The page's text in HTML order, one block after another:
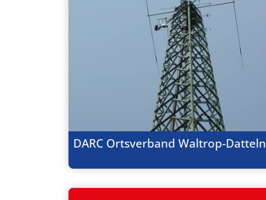
DARC Ortsverband Waltrop-Datteln